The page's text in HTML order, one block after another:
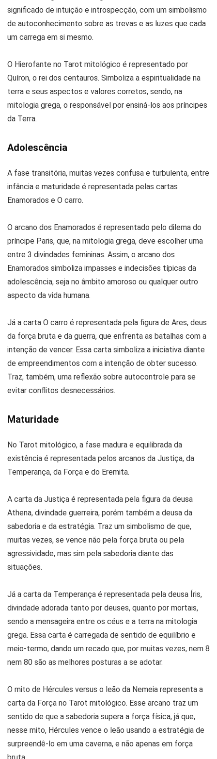
significado de intuição e introspecção, com um simbolismo
de autoconhecimento sobre as trevas e as luzes que cada
um carrega em si mesmo.
O Hierofante no Tarot mitológico é representado por
Quíron, o rei dos centauros. Simboliza a espiritualidade na
terra e seus aspectos e valores corretos, sendo, na
mitologia grega, o responsável por ensiná-los aos príncipes
da Terra.
Adolescência
A fase transitória, muitas vezes confusa e turbulenta, entre
infância e maturidade é representada pelas cartas
Enamorados e O carro.
O arcano dos Enamorados é representado pelo dilema do
príncipe Paris, que, na mitologia grega, deve escolher uma
entre 3 divindades femininas. Assim, o arcano dos
Enamorados simboliza impasses e indecisões típicas da
adolescência, seja no âmbito amoroso ou qualquer outro
aspecto da vida humana.
Já a carta O carro é representada pela figura de Ares, deus
da força bruta e da guerra, que enfrenta as batalhas com a
intenção de vencer. Essa carta simboliza a iniciativa diante
de empreendimentos com a intenção de obter sucesso.
Traz, também, uma reflexão sobre autocontrole para se
evitar conflitos desnecessários.
Maturidade
No Tarot mitológico, a fase madura e equilibrada da
existência é representada pelos arcanos da Justiça, da
Temperança, da Força e do Eremita.
A carta da Justiça é representada pela figura da deusa
Athena, divindade guerreira, porém também a deusa da
sabedoria e da estratégia. Traz um simbolismo de que,
muitas vezes, se vence não pela força bruta ou pela
agressividade, mas sim pela sabedoria diante das
situações.
Já a carta da Temperança é representada pela deusa Íris,
divindade adorada tanto por deuses, quanto por mortais,
sendo a mensageira entre os céus e a terra na mitologia
grega. Essa carta é carregada de sentido de equilíbrio e
meio-termo, dando um recado que, por muitas vezes, nem 8
nem 80 são as melhores posturas a se adotar.
O mito de Hércules versus o leão da Nemeia representa a
carta da Força no Tarot mitológico. Esse arcano traz um
sentido de que a sabedoria supera a força física, já que,
nesse mito, Hércules vence o leão usando a estratégia de
surpreendê-lo em uma caverna, e não apenas em força